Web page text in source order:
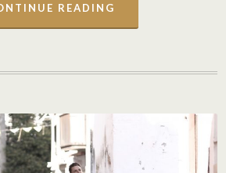
READING